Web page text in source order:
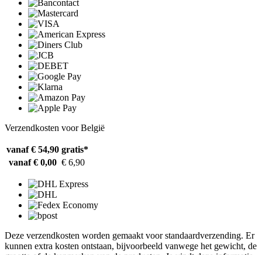
Verzendkosten voor België
vanaf € 54,90 gratis*
vanaf € 0,00 € 6,90
Deze verzendkosten worden gemaakt voor standaardverzending. Er
kunnen extra kosten ontstaan, bijvoorbeeld vanwege het gewicht, de